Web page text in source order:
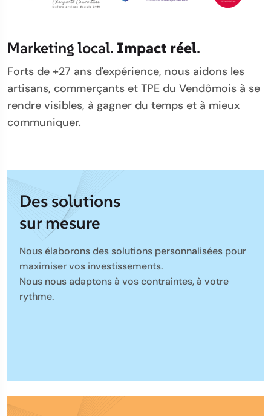
Marketing local. Impact réel.
Forts de +27 ans d'expérience, nous aidons les
artisans, commerçants et TPE du Vendômois à se
rendre visibles, à gagner du temps et à mieux
communiquer.
Des solutions
sur mesure
Nous élaborons des solutions personnalisées pour
maximiser vos investissements.
Nous nous adaptons à vos contraintes, à votre
rythme.